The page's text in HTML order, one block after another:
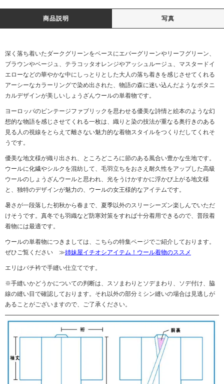
商品説明 写真
深く落ち着いたダークグリーンをベースにエバーグリーンやリーフグリーン、
ブラウンやベージュ、テラコッタオレンジやアッシュルージュ、マスタードイ
エローなどの華やかな中にしっとりとした大人の落ち着きを感じさせてくれる
アーシーなカラーリングで染め出された、物語の森に迷い込んだようなボタニ
カルデザインが美しいしょうざんウールの単着物です。
ヨーロッパのビンテージファブリックを思わせる優美な詩情と絵本のような幻
想的な物語を感じさせてくれる一枚は、織りと染の技法が重なる奥行きのある
見る人の視線をとらえて離さない魅力的な着物スタイルをつくりだしてくれそ
うです。
優美な地文様が織り出され、ところどころに節のある風合い豊かな生地です。
ウールに化繊やシルクを混紡して、毛羽立ちをおさえ耐久性をアップした高級
ウールのしょうざんウールと思われ、光をうけかすかに浮かび上がる地文様
と、独特のデザインが魅力の、ウールの女王様的なアイテムです。
暑さが一段落した初秋から春まで、夏季以外のスリーシーズン楽しんでいただ
けそうです。真冬でも羽織など防寒対策をすれば十分着用できるので、普段着
着物には最適です。
ウールの単着物につきましては、こちらの特集ページでご紹介しております。
ぜひご覧ください ≫姉妹屋イチオシアイテム！ウール着物のススメ
エリはバチ衿で手縫い仕立てです。
※手縫いかどうかについての判断は、スソまわりとソデまわり、ソデ付け、脇
線の縫い目で確認しております。それ以外の部分ミシン縫いの場合は見逃しが
あることがございますので、ご了承ください。